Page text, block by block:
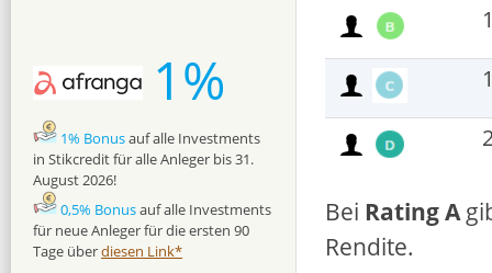
Bei Rating A
Rendite.
1%
1% Bonusauf alle Investments
in Stikcredit für alle Anleger bis 31.
August 2026!
0,5% Bonusauf alle Investments
für neue Anleger für die ersten 90
Tage überdiesen Link*